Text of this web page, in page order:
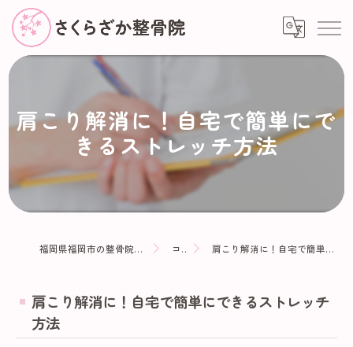
肩こり解消に！自宅で簡単にで
きるストレッチ方法
福岡県福岡市の整骨院ならさくらざか整骨院 コラム 肩こり解消に！自宅で簡単にできるストレッチ方法
肩こり解消に！自宅で簡単にできるストレッチ
方法